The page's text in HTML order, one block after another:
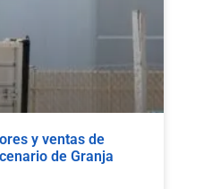
y ventas de
de Granja